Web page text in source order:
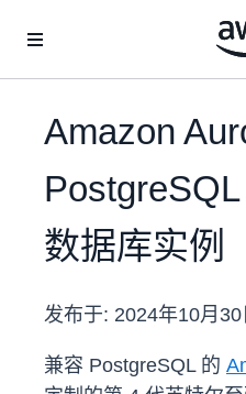
Amazon
数据库实例
发布于: 2024年10月30
兼容 PostgreSQL 的